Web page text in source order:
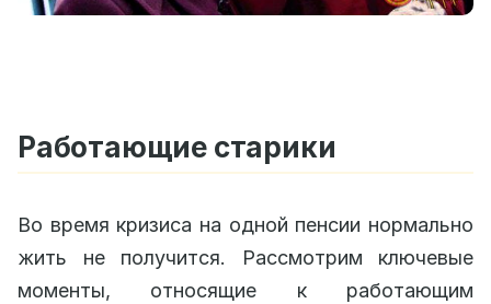
Работающие старики
Во время кризиса на одной пенсии нормально
жить не получится. Рассмотрим ключевые
моменты, относящие к работающим